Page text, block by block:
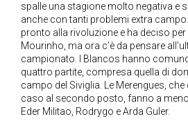
spalle una stagione molto negativa e
anche con tanti problemi extra
pronto alla rivoluzione e ha deciso
Mourinho, ma ora c’è da pensare
campionato. I Blancos hanno
quattro partite, compresa quella di
campo del Siviglia. Le Merengues,
caso al secondo posto, fanno a
Eder Militao, Rodrygo e Arda Guler.